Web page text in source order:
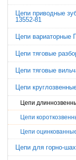
Цепи приводные
13552-81
Цепи вариаторные
Цепи тяговые
Цепи тяговые
Цепи
Цепи
Цепи
Цепи
Цепи для горно-